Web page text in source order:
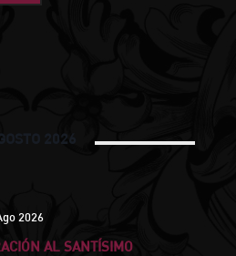
2026
2026
AL SANTÍSIMO